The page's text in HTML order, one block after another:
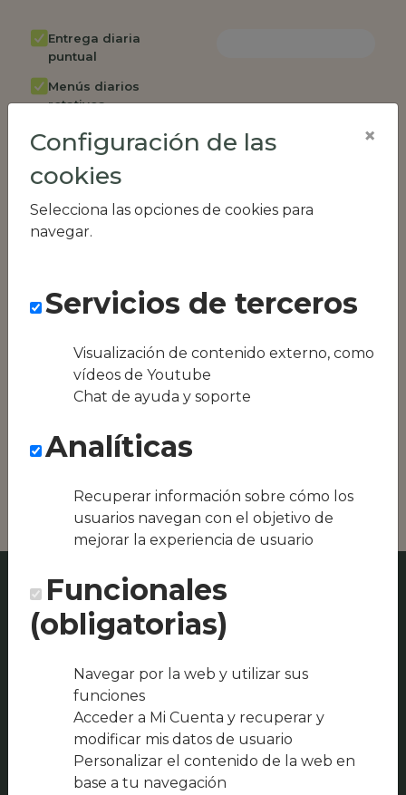
Entrega diaria
puntual
Menús diarios
rotativos
Cambio de menú
semanalmente
Factura única
Acceso individual
empleados
Panel de control
RR.HH
equipos híbridos
Conseguimos la
zona, como podría
ser La Nuvola o
Configuración de las
cookies
Selecciona las opciones de cookies para
navegar.
×
Servicios de terceros
Visualización de contenido externo, como
vídeos de Youtube
Chat de ayuda y soporte
Analíticas
Recuperar información sobre cómo los
usuarios navegan con el objetivo de
mejorar la experiencia de usuario
Funcionales
(obligatorias)
Navegar por la web y utilizar sus
funciones
Acceder a Mi Cuenta y recuperar y
modificar mis datos de usuario
Personalizar el contenido de la web en
base a tu navegación